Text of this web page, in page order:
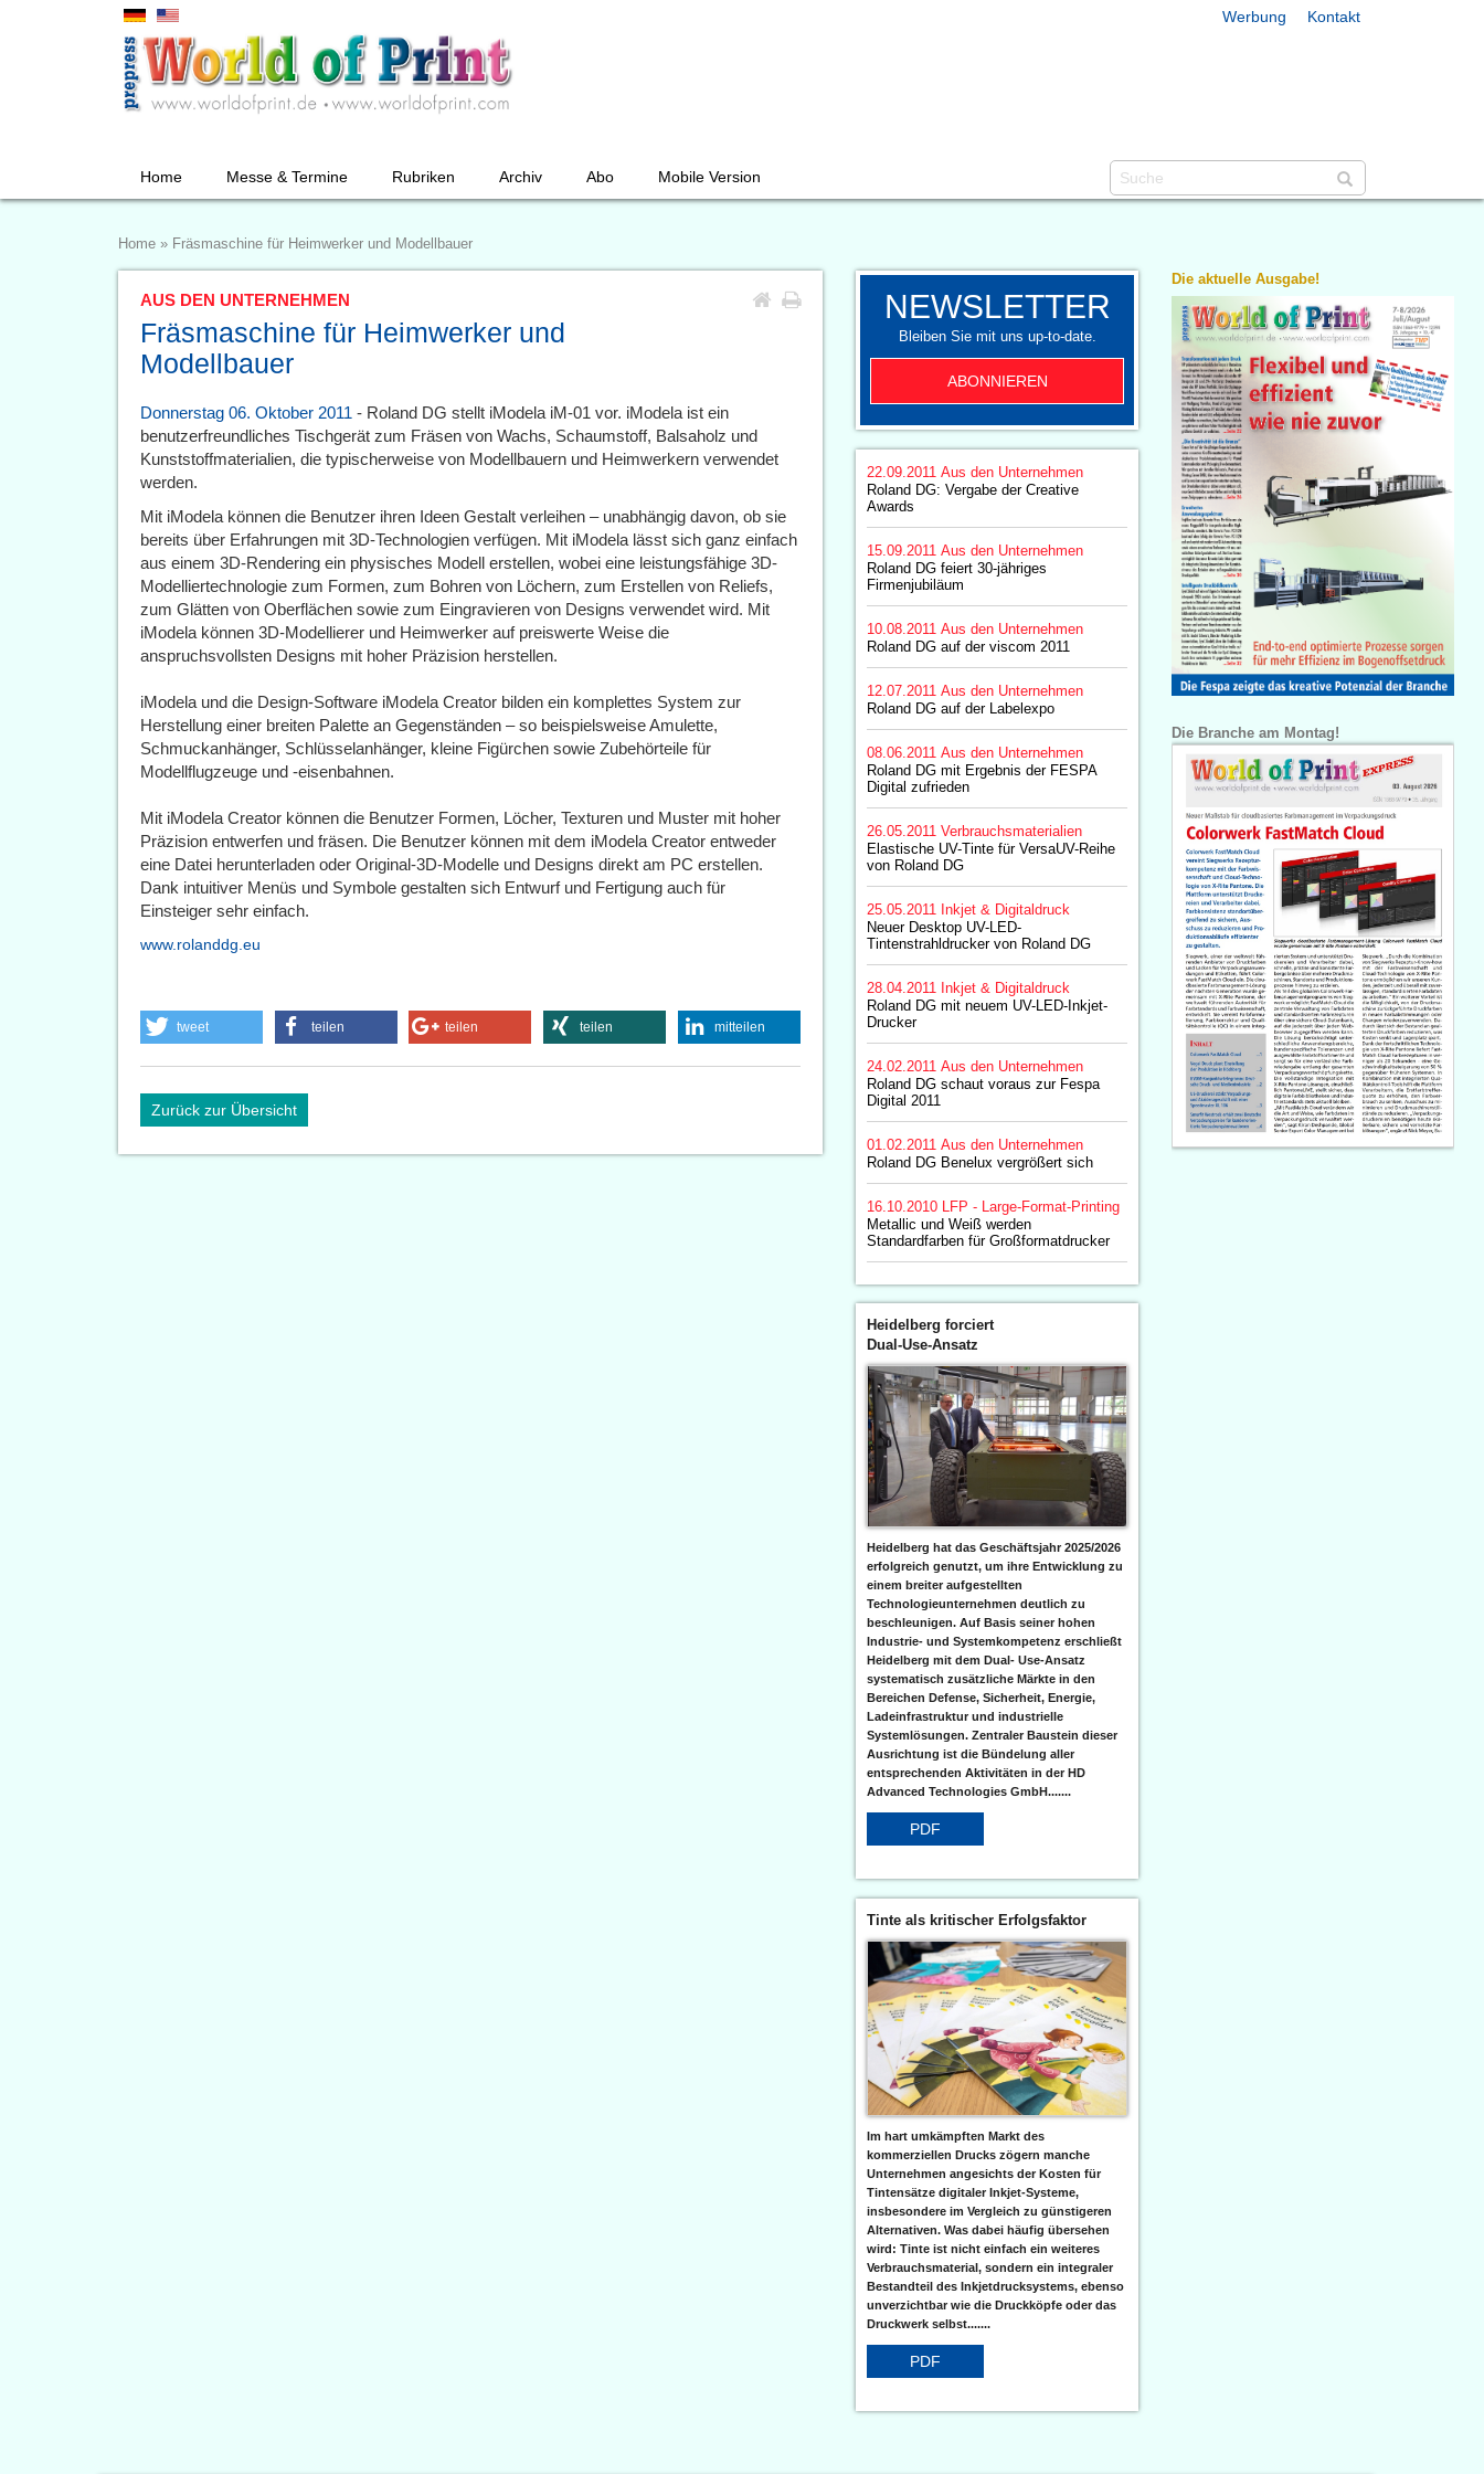
Werbung Kontakt
Home Messe & Termine Rubriken Archiv Abo Mobile Version
Home » Fräsmaschine für Heimwerker und Modellbauer
AUS DEN UNTERNEHMEN
Fräsmaschine für Heimwerker und
Modellbauer
Donnerstag 06. Oktober 2011 - Roland DG stellt iModela iM-01 vor. iModela ist ein
benutzerfreundliches Tischgerät zum Fräsen von Wachs, Schaumstoff, Balsaholz und
Kunststoffmaterialien, die typischerweise von Modellbauern und Heimwerkern verwendet
werden.
Mit iModela können die Benutzer ihren Ideen Gestalt verleihen – unabhängig davon, ob sie
bereits über Erfahrungen mit 3D-Technologien verfügen. Mit iModela lässt sich ganz einfach
aus einem 3D-Rendering ein physisches Modell erstellen, wobei eine leistungsfähige 3D-
Modelliertechnologie zum Formen, zum Bohren von Löchern, zum Erstellen von Reliefs,
zum Glätten von Oberflächen sowie zum Eingravieren von Designs verwendet wird. Mit
iModela können 3D-Modellierer und Heimwerker auf preiswerte Weise die
anspruchsvollsten Designs mit hoher Präzision herstellen.
iModela und die Design-Software iModela Creator bilden ein komplettes System zur
Herstellung einer breiten Palette an Gegenständen – so beispielsweise Amulette,
Schmuckanhänger, Schlüsselanhänger, kleine Figürchen sowie Zubehörteile für
Modellflugzeuge und -eisenbahnen.
Mit iModela Creator können die Benutzer Formen, Löcher, Texturen und Muster mit hoher
Präzision entwerfen und fräsen. Die Benutzer können mit dem iModela Creator entweder
eine Datei herunterladen oder Original-3D-Modelle und Designs direkt am PC erstellen.
Dank intuitiver Menüs und Symbole gestalten sich Entwurf und Fertigung auch für
Einsteiger sehr einfach.
www.rolanddg.eu
tweet teilen teilen teilen mitteilen
Zurück zur Übersicht
NEWSLETTER
Bleiben Sie mit uns up-to-date.
ABONNIEREN
22.09.2011 Aus den Unternehmen
Roland DG: Vergabe der Creative
Awards
15.09.2011 Aus den Unternehmen
Roland DG feiert 30-jähriges
Firmenjubiläum
10.08.2011 Aus den Unternehmen
Roland DG auf der viscom 2011
12.07.2011 Aus den Unternehmen
Roland DG auf der Labelexpo
08.06.2011 Aus den Unternehmen
Roland DG mit Ergebnis der FESPA
Digital zufrieden
26.05.2011 Verbrauchsmaterialien
Elastische UV-Tinte für VersaUV-Reihe
von Roland DG
25.05.2011
Inkjet & Digitaldruck
Neuer Desktop UV-LED-
Tintenstrahldrucker von Roland DG
28.04.2011
Inkjet & Digitaldruck
Roland DG mit neuem UV-LED-Inkjet-
Drucker
24.02.2011 Aus den Unternehmen
Roland DG schaut voraus zur Fespa
Digital 2011
01.02.2011 Aus den Unternehmen
Roland DG Benelux vergrößert sich
16.10.2010
LFP - Large-Format-Printing
Metallic und Weiß werden
Standardfarben für Großformatdrucker
Heidelberg forciert
Dual-Use-Ansatz
Heidelberg hat das Geschäftsjahr 2025/2026
erfolgreich genutzt, um ihre Entwicklung zu
einem breiter aufgestellten
Technologieunternehmen deutlich zu
beschleunigen. Auf Basis seiner hohen
Industrie- und Systemkompetenz erschließt
Heidelberg mit dem Dual- Use-Ansatz
systematisch zusätzliche Märkte in den
Bereichen Defense, Sicherheit, Energie,
Ladeinfrastruktur und industrielle
Systemlösungen. Zentraler Baustein dieser
Ausrichtung ist die Bündelung aller
entsprechenden Aktivitäten in der HD
Advanced Technologies GmbH.......
PDF
Tinte als kritischer Erfolgsfaktor
Im hart umkämpften Markt des
kommerziellen Drucks zögern manche
Unternehmen angesichts der Kosten für
Tintensätze digitaler Inkjet-Systeme,
insbesondere im Vergleich zu günstigeren
Alternativen. Was dabei häufig übersehen
wird: Tinte ist nicht einfach ein weiteres
Verbrauchsmaterial, sondern ein integraler
Bestandteil des Inkjetdrucksystems, ebenso
unverzichtbar wie die Druckköpfe oder das
Druckwerk selbst.......
PDF
Die aktuelle Ausgabe!
Die Branche am Montag!